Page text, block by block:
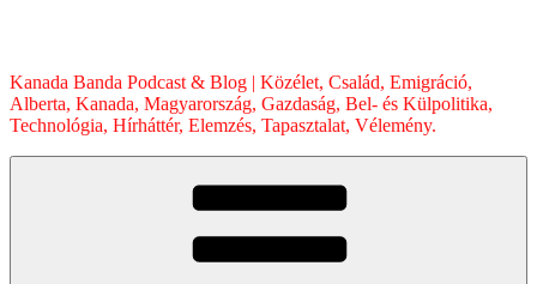
Kanada Banda Podcast & Blog | Közélet, Család, Emigráció,
Alberta, Kanada, Magyarország, Gazdaság, Bel- és Külpolitika,
Technológia, Hírháttér, Elemzés, Tapasztalat, Vélemény.